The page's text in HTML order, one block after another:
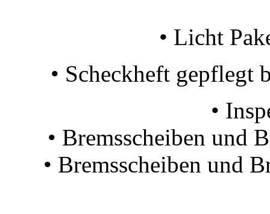
• Licht
• Scheckheft gepflegt
•
• Bremsscheiben und
• Bremsscheiben und